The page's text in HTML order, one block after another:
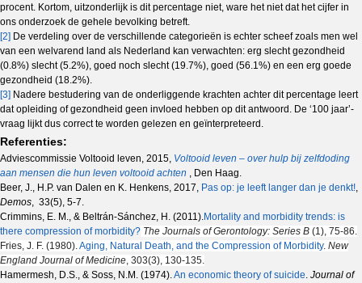
procent. Kortom, uitzonderlijk is dit percentage niet, ware het niet dat het cijfer in
ons onderzoek de gehele bevolking betreft.
[2] De verdeling over de verschillende categorieën is echter scheef zoals men wel
van een welvarend land als Nederland kan verwachten: erg slecht gezondheid
(0.8%) slecht (5.2%), goed noch slecht (19.7%), goed (56.1%) en een erg goede
gezondheid (18.2%).
[3] Nadere bestudering van de onderliggende krachten achter dit percentage leert
dat opleiding of gezondheid geen invloed hebben op dit antwoord. De ‘100 jaar’-
vraag lijkt dus correct te worden gelezen en geïnterpreteerd.
Referenties:
Adviescommissie Voltooid leven, 2015, Voltooid leven – over hulp bij zelfdoding
aan mensen die hun leven voltooid achten , Den Haag.
Beer, J., H.P. van Dalen en K. Henkens, 2017, Pas op: je leeft langer dan je denkt!,
Demos, 33(5), 5-7.
Crimmins, E. M., & Beltrán-Sánchez, H. (2011).Mortality and morbidity trends: is
there compression of morbidity? The Journals of Gerontology: Series B (1), 75-86.
Fries, J. F. (1980).Aging, Natural Death, and the Compression of Morbidity. New
England Journal of Medicine, 303(3), 130-135.
Hamermesh, D.S., & Soss, N.M. (1974).An economic theory of suicide. Journal of